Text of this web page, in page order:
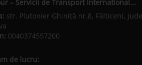
– Servicii de Transport International...
str. Plutonier Ghiniţă nr.8, Fălticeni,
0040374557200
de lucru: